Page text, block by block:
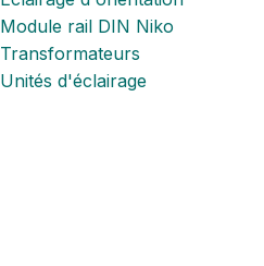
Module rail DIN Niko
Transformateurs
Unités d'éclairage